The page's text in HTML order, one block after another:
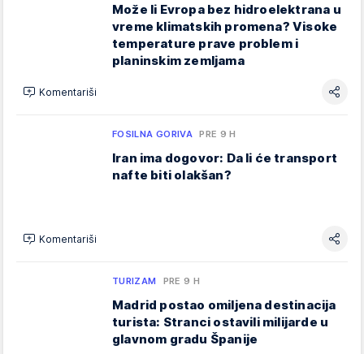
Može li Evropa bez hidroelektrana u
vreme klimatskih promena? Visoke
temperature prave problem i
planinskim zemljama
Komentariši
FOSILNA GORIVA PRE 9 H
Iran ima dogovor: Da li će transport
nafte biti olakšan?
Komentariši
TURIZAM PRE 9 H
Madrid postao omiljena destinacija
turista: Stranci ostavili milijarde u
glavnom gradu Španije